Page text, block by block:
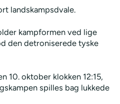
landskampsdvale.
kampformen ved lige
den detroniserede tyske
10. oktober klokken 12:15,
spilles bag lukkede